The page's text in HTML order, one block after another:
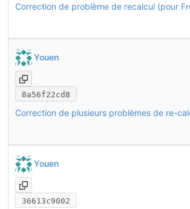
Youen
8a56f22cd8
Youen
36613c9002